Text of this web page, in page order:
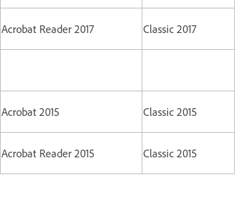
Acrobat Reader 2017 Classic 2017
Acrobat 2015 Classic 2015
Acrobat Reader 2015 Classic 2015